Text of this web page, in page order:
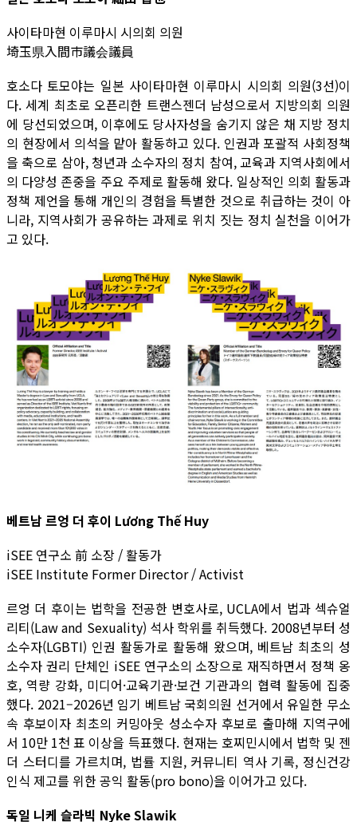
사이타마현 이루마시 시의회 의원
埼玉県入間市議会議員
호소다 토모야는 일본 사이타마현 이루마시 시의회 의원(3선)이
다. 세계 최초로 오픈리한 트랜스젠더 남성으로서 지방의회 의원
에 당선되었으며, 이후에도 당사자성을 숨기지 않은 채 지방 정치
의 현장에서 의석을 맡아 활동하고 있다. 인권과 포괄적 사회정책
을 축으로 삼아, 청년과 소수자의 정치 참여, 교육과 지역사회에서
의 다양성 존중을 주요 주제로 활동해 왔다. 일상적인 의회 활동과
정책 제언을 통해 개인의 경험을 특별한 것으로 취급하는 것이 아
니라, 지역사회가 공유하는 과제로 위치 짓는 정치 실천을 이어가
고 있다.
베트남 르엉 더 후이 Lương Thế Huy
iSEE 연구소 前 소장 / 활동가
iSEE Institute Former Director / Activist
르엉 더 후이는 법학을 전공한 변호사로, UCLA에서 법과 섹슈얼
리티(Law and Sexuality) 석사 학위를 취득했다. 2008년부터 성
소수자(LGBTI) 인권 활동가로 활동해 왔으며, 베트남 최초의 성
소수자 권리 단체인 iSEE 연구소의 소장으로 재직하면서 정책 옹
호, 역량 강화, 미디어·교육기관·보건 기관과의 협력 활동에 집중
했다. 2021–2026년 임기 베트남 국회의원 선거에서 유일한 무소
속 후보이자 최초의 커밍아웃 성소수자 후보로 출마해 지역구에
서 10만 1천 표 이상을 득표했다. 현재는 호찌민시에서 법학 및 젠
더 스터디를 가르치며, 법률 지원, 커뮤니티 역사 기록, 정신건강
인식 제고를 위한 공익 활동(pro bono)을 이어가고 있다.
독일 니케 슬라빅 Nyke Slawik